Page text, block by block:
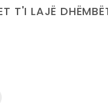
T'I LAJË